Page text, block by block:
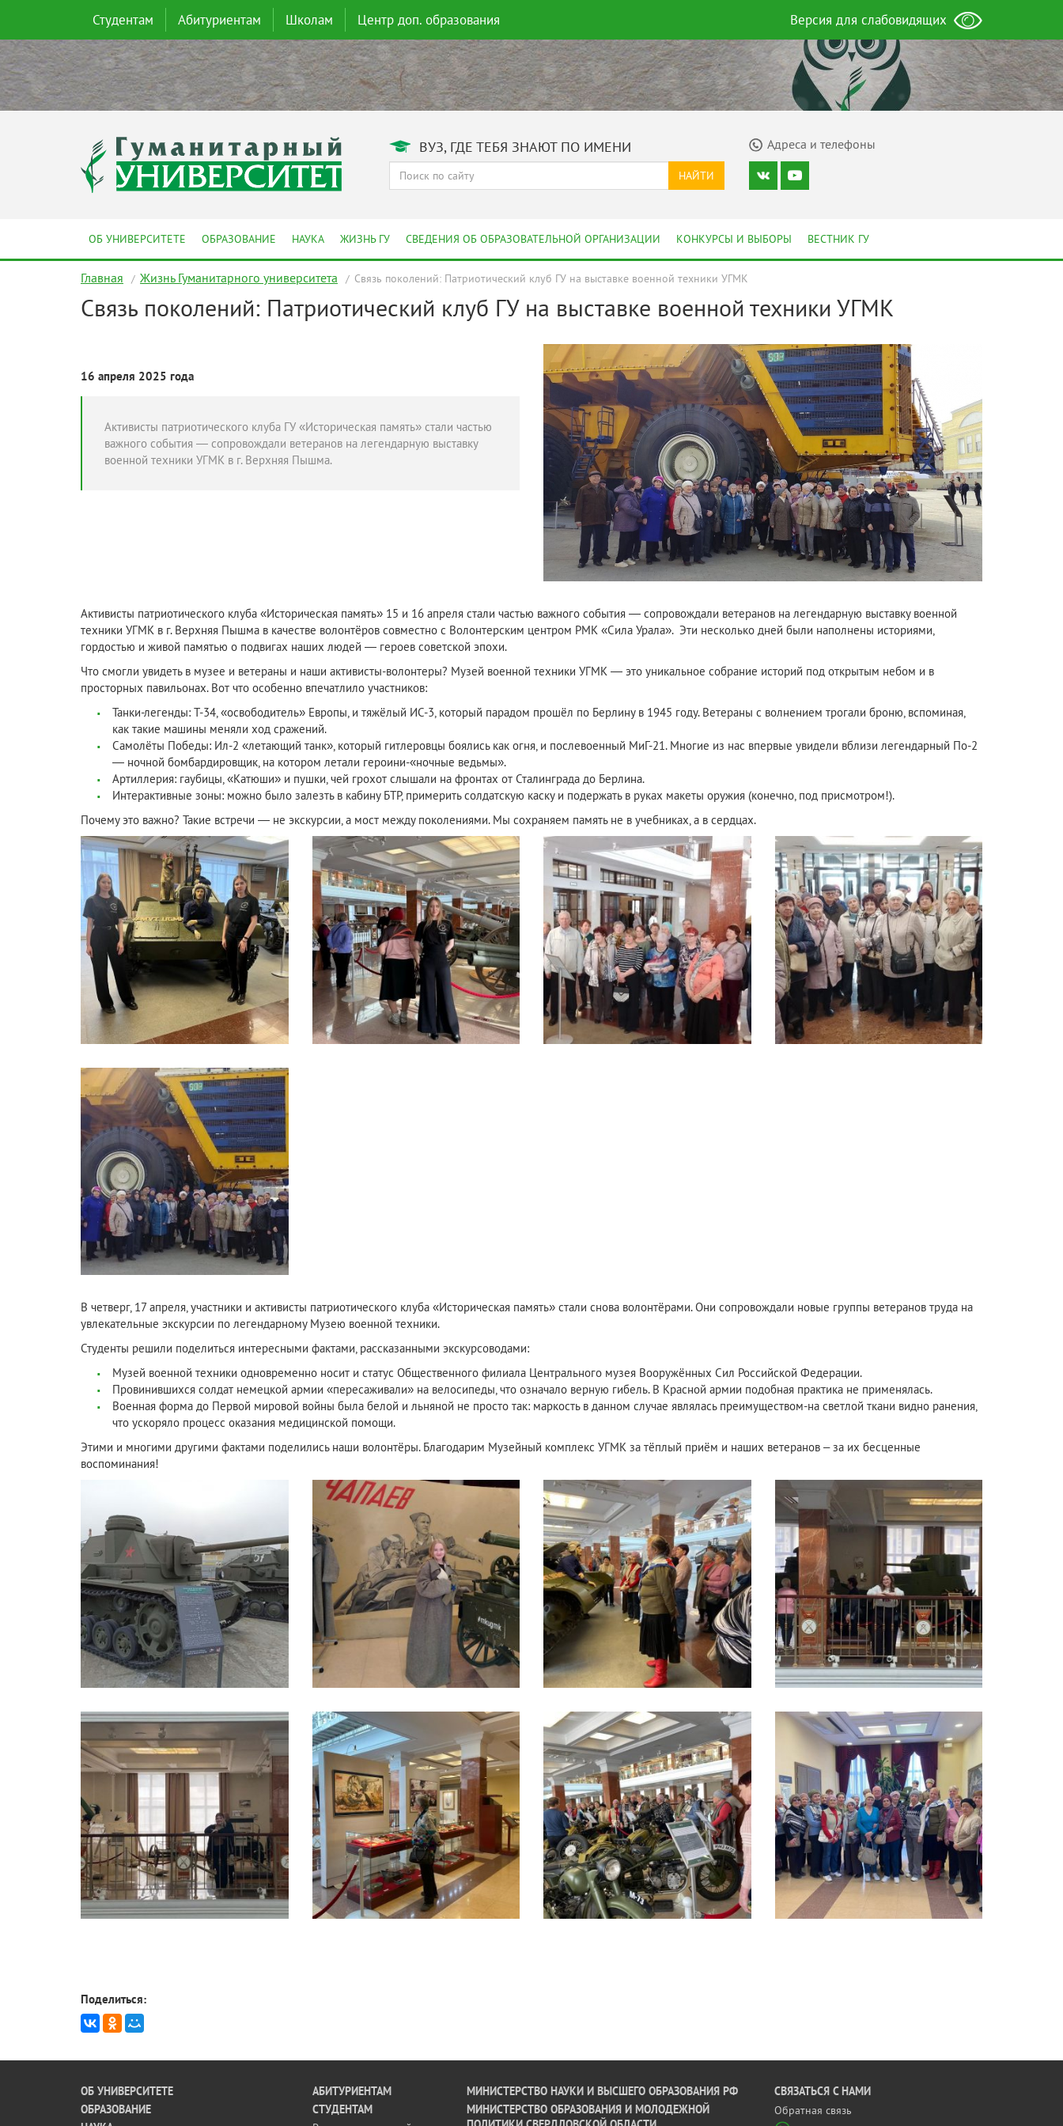
Студентам Абитуриентам Школам Центр доп. образования Версия для слабовидящих
ВУЗ, ГДЕ ТЕБЯ ЗНАЮТ ПО ИМЕНИ Адреса и телефоны
НАЙТИ
ОБ УНИВЕРСИТЕТЕ ОБРАЗОВАНИЕ НАУКА ЖИЗНЬ ГУ СВЕДЕНИЯ ОБ ОБРАЗОВАТЕЛЬНОЙ ОРГАНИЗАЦИИ КОНКУРСЫ И ВЫБОРЫ ВЕСТНИК ГУ
Главная Жизнь Гуманитарного университета Связь поколений: Патриотический клуб ГУ на выставке военной техники УГМК
Связь поколений: Патриотический клуб ГУ на выставке военной техники УГМК
16 апреля 2025 года
Активисты патриотического клуба ГУ «Историческая память» стали частью
важного события — сопровождали ветеранов на легендарную выставку
военной техники УГМК в г. Верхняя Пышма.
Активисты патриотического клуба «Историческая память» 15 и 16 апреля стали частью важного события — сопровождали ветеранов на легендарную выставку военной
техники УГМК в г. Верхняя Пышма в качестве волонтёров совместно с Волонтерским центром РМК «Сила Урала». Эти несколько дней были наполнены историями,
гордостью и живой памятью о подвигах наших людей — героев советской эпохи.
Что смогли увидеть в музее и ветераны и наши активисты-волонтеры? Музей военной техники УГМК — это уникальное собрание историй под открытым небом и в
просторных павильонах. Вот что особенно впечатлило участников:
Танки-легенды: Т-34, «освободитель» Европы, и тяжёлый ИС-3, который парадом прошёл по Берлину в 1945 году. Ветераны с волнением трогали броню, вспоминая,
как такие машины меняли ход сражений.
Самолёты Победы: Ил-2 «летающий танк», который гитлеровцы боялись как огня, и послевоенный МиГ-21. Многие из нас впервые увидели вблизи легендарный По-2
— ночной бомбардировщик, на котором летали героини-«ночные ведьмы».
Артиллерия: гаубицы, «Катюши» и пушки, чей грохот слышали на фронтах от Сталинграда до Берлина.
Интерактивные зоны: можно было залезть в кабину БТР, примерить солдатскую каску и подержать в руках макеты оружия (конечно, под присмотром!).
Почему это важно? Такие встречи — не экскурсии, а мост между поколениями. Мы сохраняем память не в учебниках, а в сердцах.
В четверг, 17 апреля, участники и активисты патриотического клуба «Историческая память» стали снова волонтёрами. Они сопровождали новые группы ветеранов труда на
увлекательные экскурсии по легендарному Музею военной техники.
Студенты решили поделиться интересными фактами, рассказанными экскурсоводами:
Музей военной техники одновременно носит и статус Общественного филиала Центрального музея Вооружённых Сил Российской Федерации.
Провинившихся солдат немецкой армии «пересаживали» на велосипеды, что означало верную гибель. В Красной армии подобная практика не применялась.
Военная форма до Первой мировой войны была белой и льняной не просто так: маркость в данном случае являлась преимуществом-на светлой ткани видно ранения,
что ускоряло процесс оказания медицинской помощи.
Этими и многими другими фактами поделились наши волонтёры. Благодарим Музейный комплекс УГМК за тёплый приём и наших ветеранов – за их бесценные
воспоминания!
Поделиться:
ОБ УНИВЕРСИТЕТЕ
ОБРАЗОВАНИЕ
АБИТУРИЕНТАМ
СТУДЕНТАМ
МИНИСТЕРСТВО НАУКИ И ВЫСШЕГО ОБРАЗОВАНИЯ РФ
МИНИСТЕРСТВО ОБРАЗОВАНИЯ И МОЛОДЕЖНОЙ
CВЯЗАТЬСЯ С НАМИ
Обратная связь